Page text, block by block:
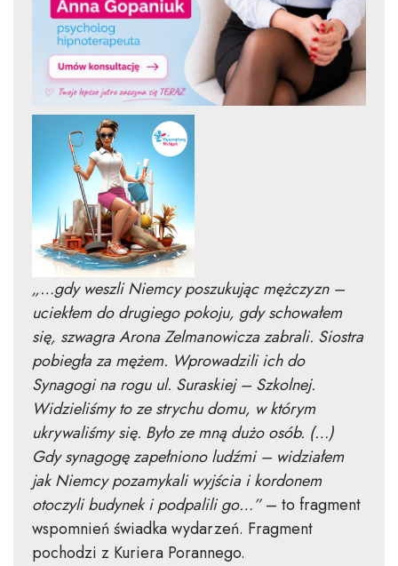
„…gdy weszli Niemcy poszukując mężczyzn –
uciekłem do drugiego pokoju, gdy schowałem
się, szwagra Arona Zelmanowicza zabrali. Siostra
pobiegła za mężem. Wprowadzili ich do
Synagogi na rogu ul. Suraskiej – Szkolnej.
Widzieliśmy to ze strychu domu, w którym
ukrywaliśmy się. Było ze mną dużo osób. (…)
Gdy synagogę zapełniono ludźmi – widziałem
jak Niemcy pozamykali wyjścia i kordonem
otoczyli budynek i podpalili go…”– to fragment
wspomnień świadka wydarzeń. Fragment
pochodzi z Kuriera Porannego.